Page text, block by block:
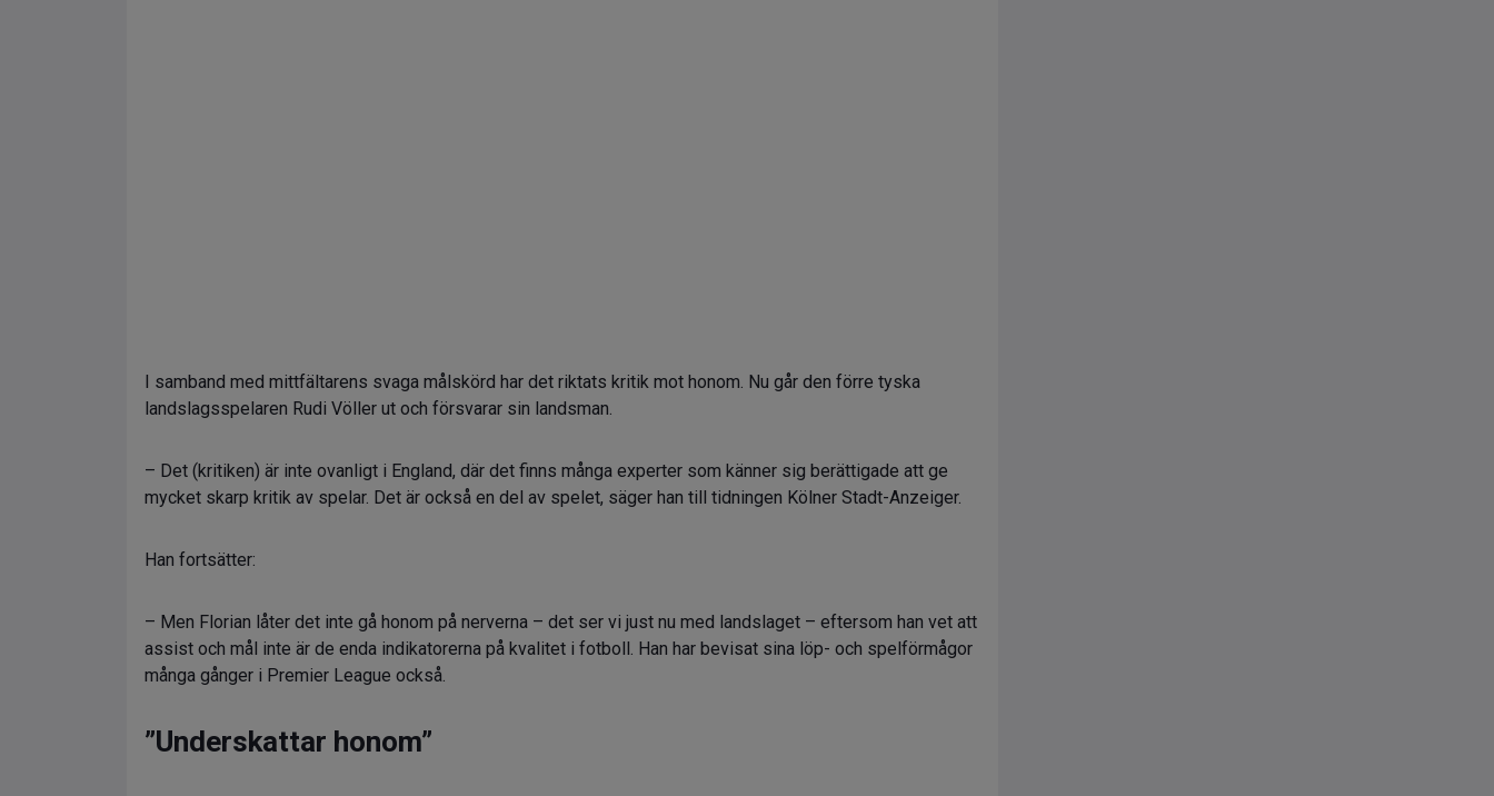
I samband med mittfältarens svaga målskörd har det riktats kritik mot honom. Nu går den förre tyska
landslagsspelaren Rudi Völler ut och försvarar sin landsman.
– Det (kritiken) är inte ovanligt i England, där det finns många experter som känner sig berättigade att ge
mycket skarp kritik av spelar. Det är också en del av spelet, säger han till tidningen Kölner Stadt-Anzeiger.
Han fortsätter:
– Men Florian låter det inte gå honom på nerverna – det ser vi just nu med landslaget – eftersom han vet att
assist och mål inte är de enda indikatorerna på kvalitet i fotboll. Han har bevisat sina löp- och spelförmågor
många gånger i Premier League också.
”Underskattar honom”